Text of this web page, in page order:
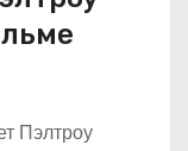
Пэлтроу